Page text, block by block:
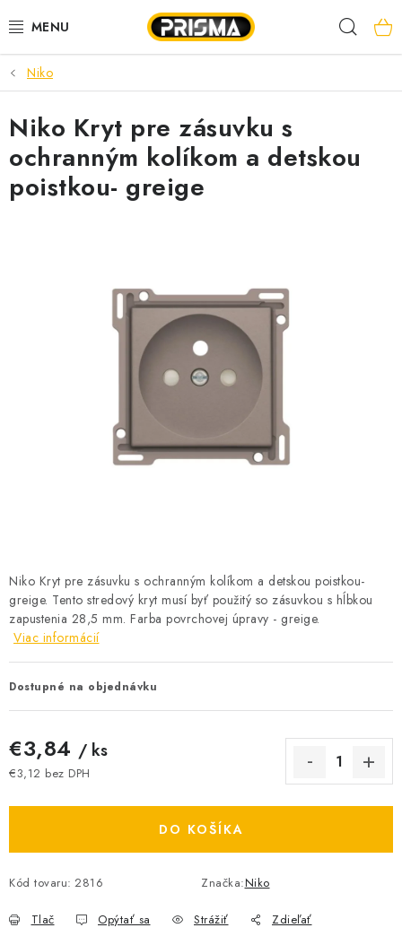
na
OBCHOD
REFERENCIE
AKCIE
LED PÁSY
MODULÁRNE PRÍSTROJE
SVORKY, ROZBOČOVAČE A OSTATNÉ
BATÉRIE A NABÍJAČKY
ELEKTRICKÉ VYKUROVANIE A VENTILÁCIA
ÚLOŽNÝ MATERIÁL
ZÁSUVKY A VYPÍNAČE
DOMÁCNOSŤ
Niko
Niko Kryt pre zásuvku s ochranným kolíkom a detskou poistkou-
greige. Tento stredový kryt musí byť použitý so zásuvkou s hĺbkou
zapustenia 28,5 mm. Farba povrchovej úpravy - greige.
Viac informácií
Dostupné na objednávku
€3,84 / ks
€3,12 bez DPH
DO KOŠÍKA
Kód tovaru: 2816 Značka:Niko
Tlač Opýtať sa Strážiť Zdieľať
Niko Kryt pre zásuvku s
ochranným kolíkom a detskou
poistkou- greige